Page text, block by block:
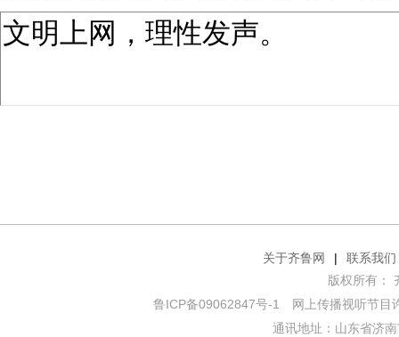
关于齐鲁网 |
联系我们
版权所有：
鲁ICP备09062847号-1
网上传播视听节目
通讯地址：山东省济